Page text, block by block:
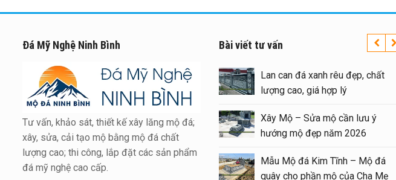
Đá Mỹ Nghệ Ninh Bình
Tư vấn, khảo sát, thiết kế xây lăng mộ đá;
xây, sửa, cải tạo mộ bằng mộ đá chất
lượng cao; thi công, lắp đặt các sản phẩm
đá mỹ nghệ cao cấp.
Bài viết tư vấn
Báo giá xây Mộ đá đôi 1 mái
đẹp tại Ninh Bình cuối năm
2026
Kinh nghiệm xây Mộ – sửa Mộ
bằng Mẫu Mộ đá đẹp, chất
lượng
Lan can đá xanh rêu đẹp, chất
lượng cao, giá hợp lý
Xây Mộ – Sửa mộ cần lưu ý
hướng mộ đẹp năm 2026
Mẫu Mộ đá Kim Tĩnh – Mộ đá
quây cho phần mộ của Cha Mẹ